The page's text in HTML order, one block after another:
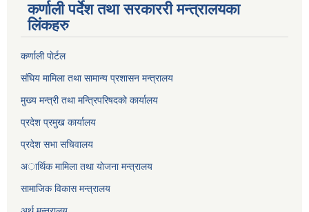
कर्णाली पर्देश तथा सरकाररी मन्त्रालयका
लिंकहरु
कर्णाली पाेर्टल
संघिय मामिला तथा सामान्य प्रशासन मन्त्रालय
मुख्य मन्त्री तथा मन्त्रिपरिषदको कार्यालय
प्रदेश प्रमुख कार्यालय
प्रदेश सभा सचिवालय
अार्थिक मामिला तथा याेजना मन्त्रालय
सामाजिक विकास मन्त्रालय